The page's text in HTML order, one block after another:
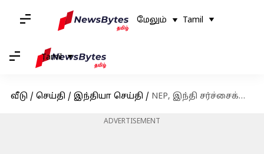
மேலும் Tamil
Tamil
வீடு / செய்தி / இந்தியா செய்தி / NEP, இந்தி சர்ச்சைக்கு மத்தியில் முதல்வர் ஸ்டாலினின் 'LKG' கருத்துக்கு அமித்ஷா பதிலடி
ADVERTISEMENT